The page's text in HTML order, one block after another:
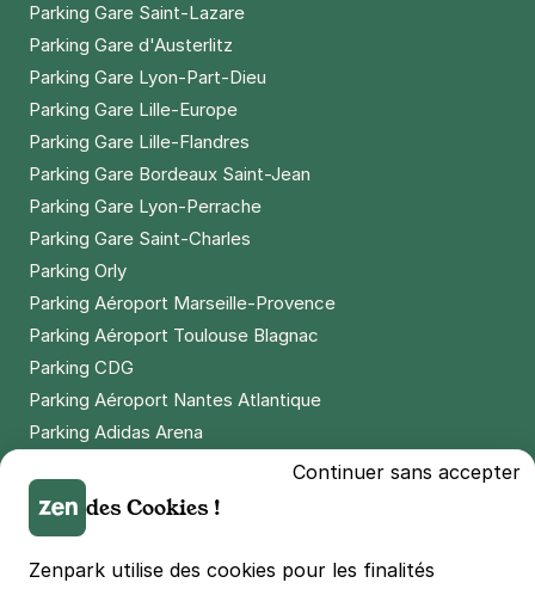
Parking Gare Saint-Lazare
Parking Gare d'Austerlitz
Parking Gare Lyon-Part-Dieu
Parking Gare Lille-Europe
Parking Gare Lille-Flandres
Parking Gare Bordeaux Saint-Jean
Parking Gare Lyon-Perrache
Parking Gare Saint-Charles
Parking Orly
Parking Aéroport Marseille-Provence
Parking Aéroport Toulouse Blagnac
Parking CDG
Parking Aéroport Nantes Atlantique
Parking Adidas Arena
Parking LDLC Arena
Parking Stade Pierre Mauroy
Parking Groupama Stadium
Continuer sans accepter
des Cookies !
Zenpark utilise des cookies pour les finalités